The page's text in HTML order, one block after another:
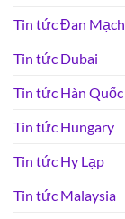
Tin tức Đan Mạch
Tin tức Dubai
Tin tức Hàn Quốc
Tin tức Hungary
Tin tức Hy Lạp
Tin tức Malaysia